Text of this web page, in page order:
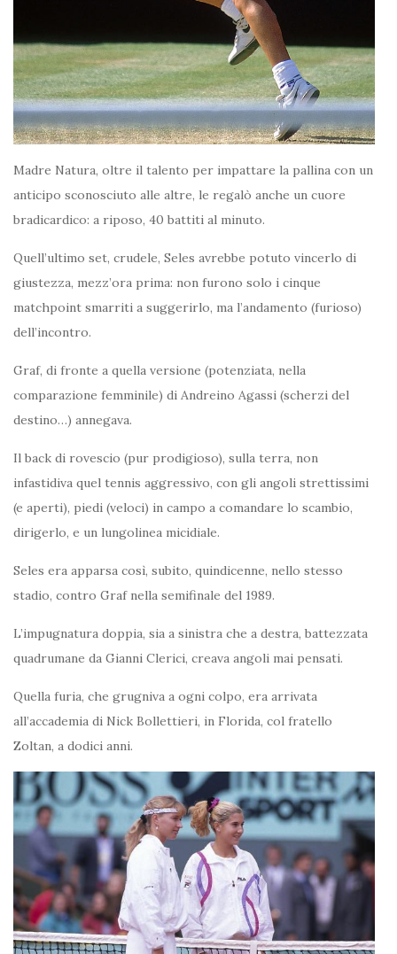
Madre Natura, oltre il talento per impattare la pallina con un
anticipo sconosciuto alle altre, le regalò anche un cuore
bradicardico: a riposo, 40 battiti al minuto.
Quell’ultimo set, crudele, Seles avrebbe potuto vincerlo di
giustezza, mezz’ora prima: non furono solo i cinque
matchpoint smarriti a suggerirlo, ma l’andamento (furioso)
dell’incontro.
Graf, di fronte a quella versione (potenziata, nella
comparazione femminile) di Andreino Agassi (scherzi del
destino…) annegava.
Il back di rovescio (pur prodigioso), sulla terra, non
infastidiva quel tennis aggressivo, con gli angoli strettissimi
(e aperti), piedi (veloci) in campo a comandare lo scambio,
dirigerlo, e un lungolinea micidiale.
Seles era apparsa così, subito, quindicenne, nello stesso
stadio, contro Graf nella semifinale del 1989.
L’impugnatura doppia, sia a sinistra che a destra, battezzata
quadrumane da Gianni Clerici, creava angoli mai pensati.
Quella furia, che grugniva a ogni colpo, era arrivata
all’accademia di Nick Bollettieri, in Florida, col fratello
Zoltan, a dodici anni.